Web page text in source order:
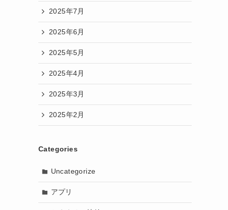
2025年7月
2025年6月
2025年5月
2025年4月
2025年3月
2025年2月
Categories
Uncategorize
アプリ